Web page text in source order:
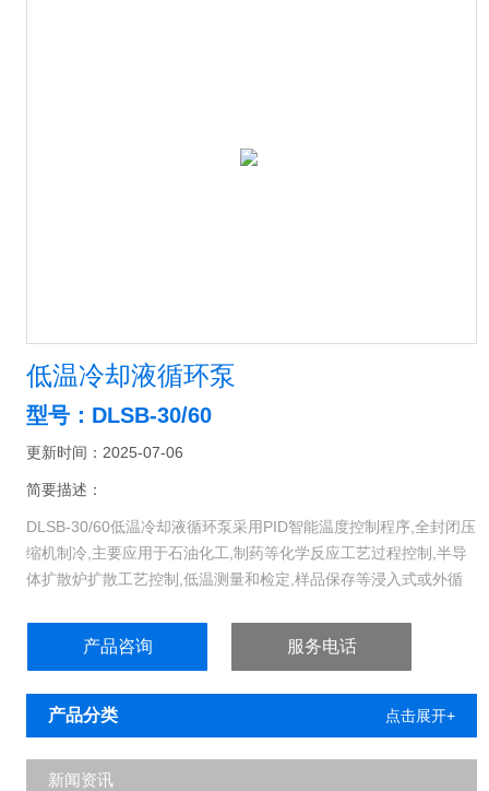
低温冷却液循环泵
型号：DLSB-30/60
更新时间：2025-07-06
简要描述：
DLSB-30/60低温冷却液循环泵采用PID智能温度控制程序,全封闭压
缩机制冷,主要应用于石油化工,制药等化学反应工艺过程控制,半导
体扩散炉扩散工艺控制,低温测量和检定,样品保存等浸入式或外循
产品咨询 服务电话
产品分类 点击展开+
新闻资讯